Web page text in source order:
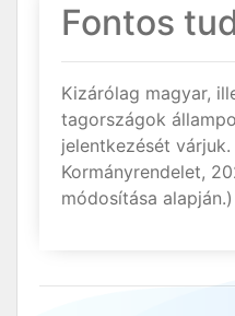
Fontos
Kizárólag magyar,
tagországok
jelentkezését várjuk.
Kormányrendelet,
módosítása alapján.)